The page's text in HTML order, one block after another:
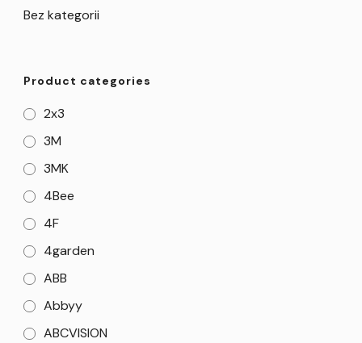
Bez kategorii
Product categories
2x3
3M
3MK
4Bee
4F
4garden
ABB
Abbyy
ABCVISION